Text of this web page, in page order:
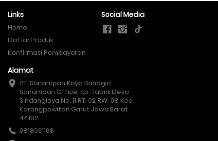
Links
Home
Daftar Produk
Konfirmasi Pembayaran
Social Media
Alamat
PT. Sanampan Kaya Bahagia
Sanampan Office, Kp. Tabrik Desa
Sindanglaya No. 11 RT. 02 RW. 08 Kec.
Karangpawitan Garut Jawa Barat
44182
0818931168